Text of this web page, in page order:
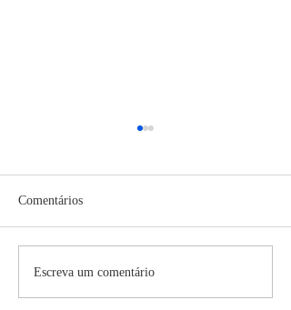
A História da Iluminação no
Comentários
Escreva um comentário